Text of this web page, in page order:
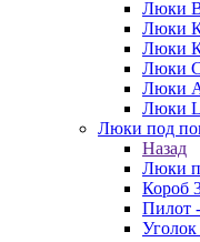
Люки
Люки
Люки
Люки
Люки
Люки
Люки под
Назад
Люки
Короб
Пилот